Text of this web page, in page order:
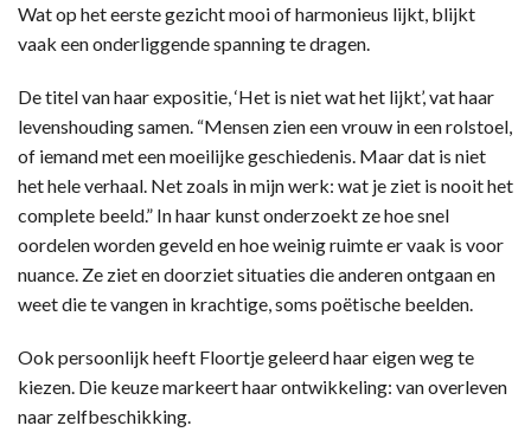
Wat op het eerste gezicht mooi of harmonieus lijkt, blijkt
vaak een onderliggende spanning te dragen.
De titel van haar expositie, ‘Het is niet wat het lijkt’, vat haar
levenshouding samen. “Mensen zien een vrouw in een rolstoel,
of iemand met een moeilijke geschiedenis. Maar dat is niet
het hele verhaal. Net zoals in mijn werk: wat je ziet is nooit het
complete beeld.” In haar kunst onderzoekt ze hoe snel
oordelen worden geveld en hoe weinig ruimte er vaak is voor
nuance. Ze ziet en doorziet situaties die anderen ontgaan en
weet die te vangen in krachtige, soms poëtische beelden.
Ook persoonlijk heeft Floortje geleerd haar eigen weg te
kiezen. Die keuze markeert haar ontwikkeling: van overleven
naar zelfbeschikking.